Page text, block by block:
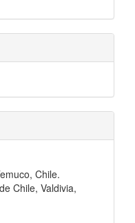
Chile.
Chile, Valdivia,